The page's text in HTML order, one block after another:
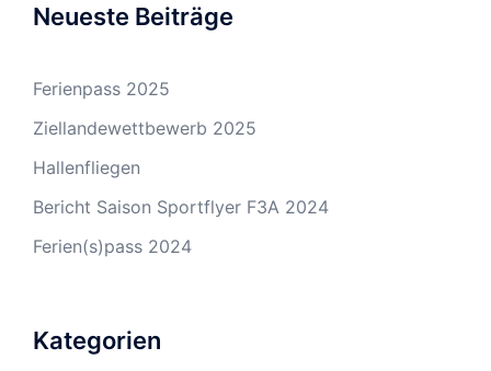
Neueste Beiträge
Ferienpass 2025
Ziellandewettbewerb 2025
Hallenfliegen
Bericht Saison Sportflyer F3A 2024
Ferien(s)pass 2024
Kategorien